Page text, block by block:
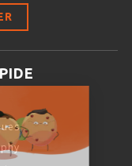
MANIPULATEURS